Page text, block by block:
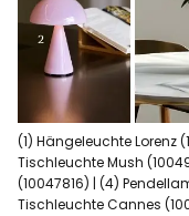
(1) Hängeleuchte Lorenz
Tischleuchte Mush
(10047816) | (4)
Tischleuchte Cannes